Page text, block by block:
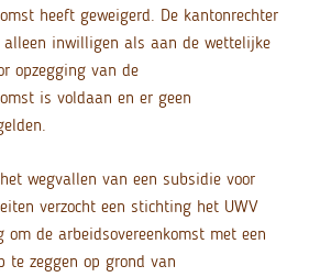
heeft geweigerd. De kantonrechter
alleen inwilligen als aan de wettelijke
opzegging van de
is voldaan en er geen
wegvallen van een subsidie voor
verzocht een stichting het UWV
om de arbeidsovereenkomst met een
te zeggen op grond van